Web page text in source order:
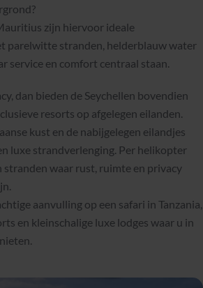
zijn hiervoor ideale
parelwitte stranden, helderblauw water
service en comfort centraal staan.
dan bieden de Seychellen bovendien
resorts op afgelegen eilanden.
kust en de nabijgelegen eilandjes
luxe strandverlenging. Per helikopter
stranden waar rust, ruimte en privacy
aanvulling op een safari in Tanzania,
en kleinschalige luxe lodges waar u in